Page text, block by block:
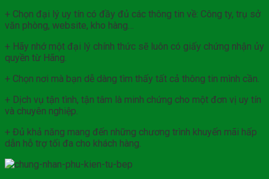
+ Chọn đại lý uy tín có đầy đủ các thông tin về: Công ty, trụ sở
văn phòng, website, kho hàng…
+ Hãy nhớ một đại lý chính thức sẽ luôn có giấy chứng nhận ủy
quyền từ Hãng.
+ Chọn nơi mà bạn dễ dàng tìm thấy tất cả thông tin mình cần.
+ Dịch vụ tận tình, tận tâm là minh chứng cho một đơn vị uy tín
và chuyên nghiệp.
+ Đủ khả năng mang đến những chương trình khuyến mãi hấp
dẫn hỗ trợ tối đa cho khách hàng.